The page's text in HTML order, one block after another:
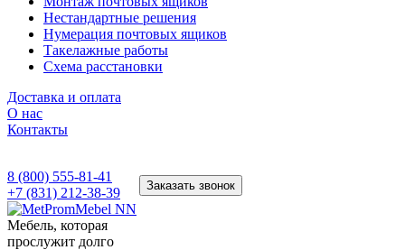
Нестандартные решения
Нумерация почтовых ящиков
Такелажные работы
Схема расстановки
Доставка и оплата
О нас
Контакты
8 (800) 555-81-41
+7 (831) 212-38-39
Заказать звонок
Мебель, которая
прослужит долго